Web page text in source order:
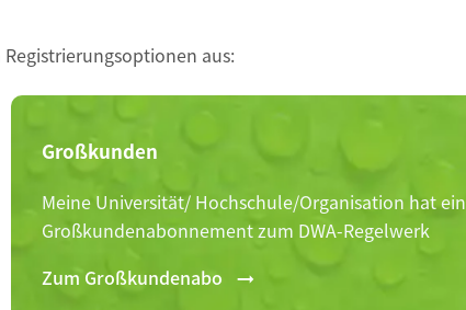
aus:
Großkunden
Meine Universität/ Hochschule/Organisation hat ein
Großkundenabonnement zum DWA-Regelwerk
Zum Großkundenabo